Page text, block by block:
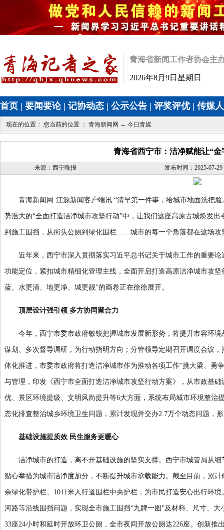
青海省新闻工作者协会主
2026年8月9日星期日
首页 | 要闻要论| 记协动态 | 公示公告 | 评奖评优| 传媒
现在的位置： 您当前的位置 ： 青海新闻网 → 今日青媒
青海省西宁市：洁净赋能让“
来源：西宁晚报 发布时间：2025-07-29
青海新闻网·江源新闻客户端讯 “清早第一件事，给城市地面洗把脸
势浩大的“全面打造洁净城市攻坚行动”中，让我们这座高原古城焕发
到施工围挡，从街头公厕到绿化围栏……城市的每一个角落都在这场攻
近年来，西宁市深入贯彻落实习近平总书记关于城市工作的重要论
功能定位，紧扣城市精细化管理主线，全面开启打造高原洁净城市攻
蓝、水更清、地更净、城更靓”的画卷正在徐徐展开。
顶层设计强引领 多方协同聚合力
今年，西宁市委市政府敏锐把握城市发展新形势，将提升市容环境
谋划、多次督导调研，为行动指明方向；分管领导定期召开调度会议
体化推进，市委市政府将打造洁净城市作为推动各项工作“挑大梁、勇
与管理，印发《西宁市全面打造洁净城市攻坚行动方案》，从市政基
优、景区环境提级、文明风尚提升等6大方面，系统布局城市环境整治
态化排查整治城乡环境卫生问题，累计发现并交办2.7万个动态问题，
基础设施提质效 民生服务更暖心
洁净城市的打造，离不开基础设施的坚实支撑。西宁市城管局从细
贴心举措为城市洁净度加分，不断提升城市承载能力。截至目前，累
余绿化带护栏、1011米人行道围栏中央护栏，为市民打造安心出行环
河路等沿线围挡问题，实现全市施工围挡“九牌一图”及材料、尺寸、
33座24小时和延时开放环卫公厕，全市夜间开放公厕达226座。创新推